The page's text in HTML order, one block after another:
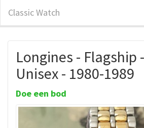
Classic Watch
Longines - Flagship
Unisex - 1980-1989
Doe een bod